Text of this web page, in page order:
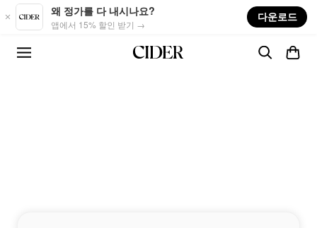
Skip to main content
왜 정가를 다 내시나요?
앱에서 15% 할인 받기 →
다운로드